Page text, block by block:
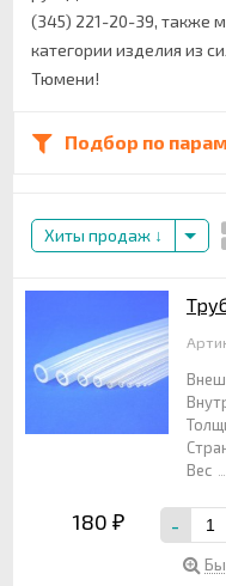
(345) 221-20-39, также
категории изделия из
Тюмени!
Подбор по
Хиты продаж
Вес
180 ₽ -